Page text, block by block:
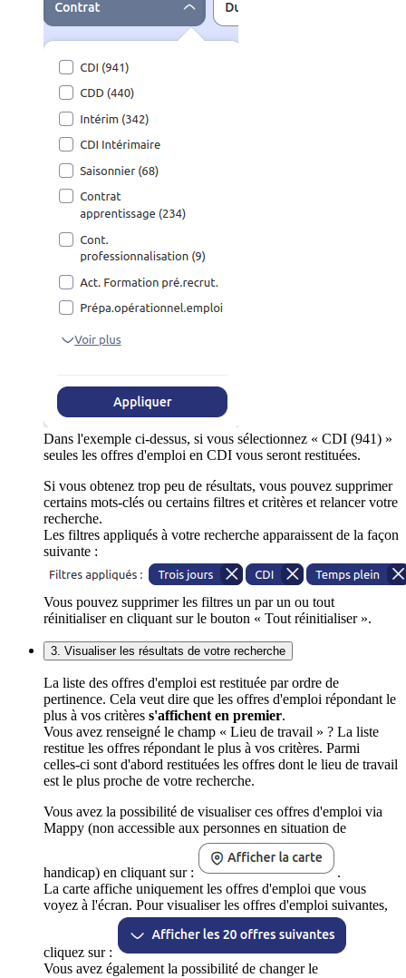
Dans l'exemple ci-dessus, si vous sélectionnez « CDI (941) »
seules les offres d'emploi en CDI vous seront restituées.
Si vous obtenez trop peu de résultats, vous pouvez supprimer
certains mots-clés ou certains filtres et critères et relancer votre
recherche.
Les filtres appliqués à votre recherche apparaissent de la façon
suivante :
Vous pouvez supprimer les filtres un par un ou tout
réinitialiser en cliquant sur le bouton « Tout réinitialiser ».
3. Visualiser les résultats de votre recherche
La liste des offres d'emploi est restituée par ordre de
pertinence. Cela veut dire que les offres d'emploi répondant le
plus à vos critères s'affichent en premier.
Vous avez renseigné le champ « Lieu de travail » ? La liste
restitue les offres répondant le plus à vos critères. Parmi
celles-ci sont d'abord restituées les offres dont le lieu de travail
est le plus proche de votre recherche.
Vous avez la possibilité de visualiser ces offres d'emploi via
Mappy (non accessible aux personnes en situation de
handicap) en cliquant sur :
.
La carte affiche uniquement les offres d'emploi que vous
voyez à l'écran. Pour visualiser les offres d'emploi suivantes,
cliquez sur :
Vous avez également la possibilité de changer le